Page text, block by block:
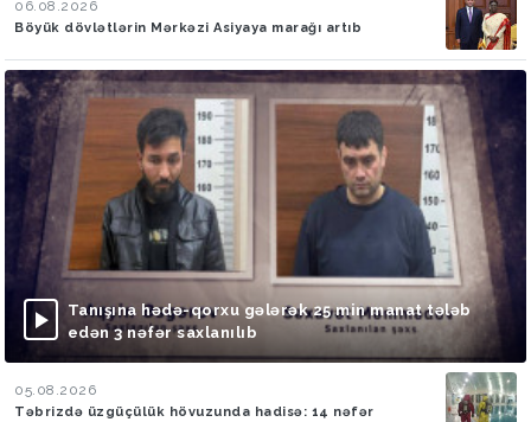
06.08.2026
Böyük dövlətlərin Mərkəzi Asiyaya marağı artıb
Tanışına hədə-qorxu gələrək 25 min manat tələb
edən 3 nəfər saxlanılıb
05.08.2026
Təbrizdə üzgüçülük hövuzunda hadisə: 14 nəfər